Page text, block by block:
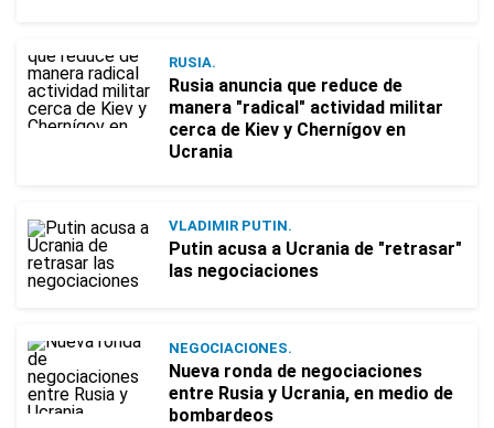
RUSIA.
Rusia anuncia que reduce de
manera "radical" actividad militar
cerca de Kiev y Chernígov en
Ucrania
VLADIMIR PUTIN.
Putin acusa a Ucrania de "retrasar"
las negociaciones
NEGOCIACIONES.
Nueva ronda de negociaciones
entre Rusia y Ucrania, en medio de
bombardeos